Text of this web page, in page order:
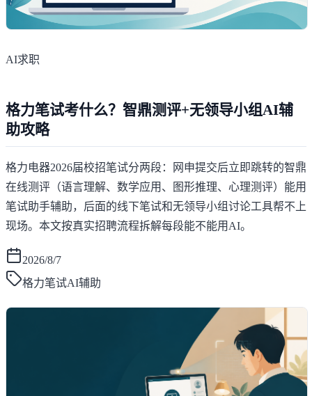
AI求职
格力笔试考什么？智鼎测评+无领导小组AI辅
助攻略
格力电器2026届校招笔试分两段：网申提交后立即跳转的智鼎
在线测评（语言理解、数学应用、图形推理、心理测评）能用
笔试助手辅助，后面的线下笔试和无领导小组讨论工具帮不上
现场。本文按真实招聘流程拆解每段能不能用AI。
2026/8/7
格力笔试AI辅助